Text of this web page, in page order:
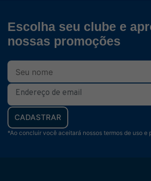
Escolha seu clube e
nossas promoções
CADASTRAR
*Ao concluir você aceitará nossos termos de uso